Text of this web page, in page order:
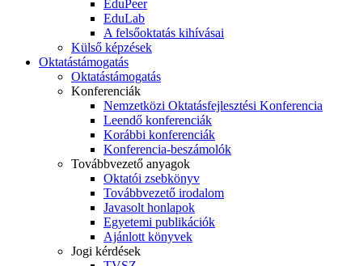
EduPeer
EduLab
A felsőoktatás kihívásai
Külső képzések
Oktatástámogatás
Oktatástámogatás
Konferenciák
Nemzetközi Oktatásfejlesztési Konferencia
Leendő konferenciák
Korábbi konferenciák
Konferencia-beszámolók
Továbbvezető anyagok
Oktatói zsebkönyv
Továbbvezető irodalom
Javasolt honlapok
Egyetemi publikációk
Ajánlott könyvek
Jogi kérdések